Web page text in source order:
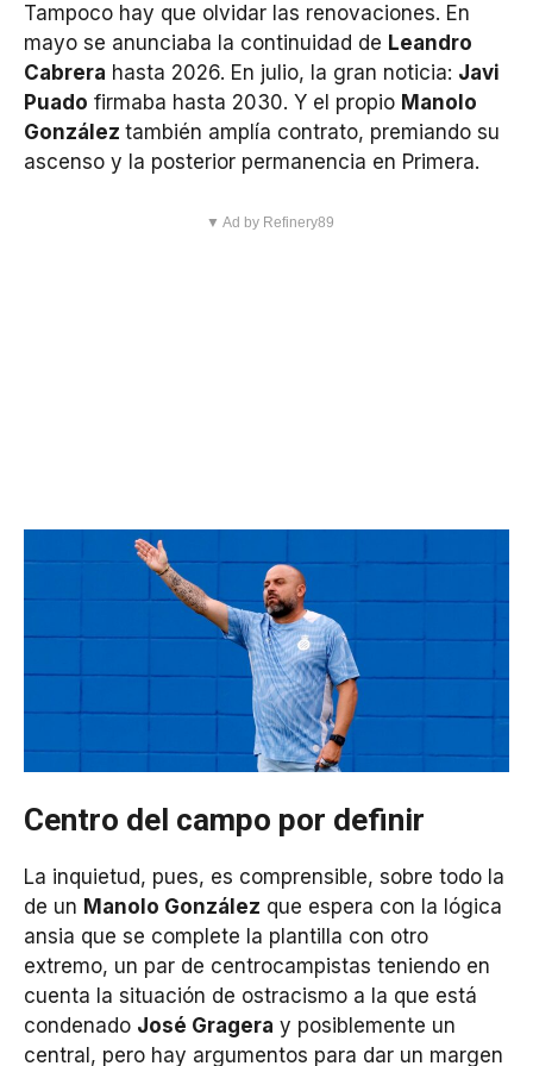
Tampoco hay que olvidar las renovaciones. En
mayo se anunciaba la continuidad de Leandro
Cabrera hasta 2026. En julio, la gran noticia: Javi
Puado firmaba hasta 2030. Y el propio Manolo
González también amplía contrato, premiando su
ascenso y la posterior permanencia en Primera.
▼ Ad by Refinery89
Centro del campo por definir
La inquietud, pues, es comprensible, sobre todo la
de un Manolo González que espera con la lógica
ansia que se complete la plantilla con otro
extremo, un par de centrocampistas teniendo en
cuenta la situación de ostracismo a la que está
condenado José Gragera y posiblemente un
central, pero hay argumentos para dar un margen